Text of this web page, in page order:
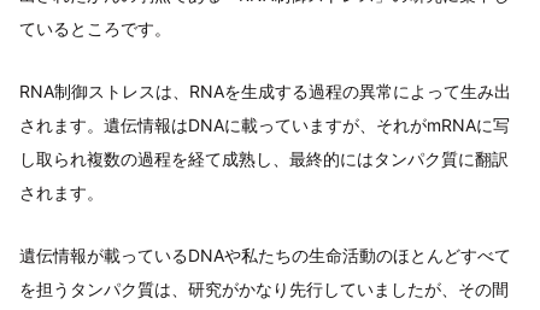
ているところです。
RNA制御ストレスは、RNAを生成する過程の異常によって生み出
されます。遺伝情報はDNAに載っていますが、それがmRNAに写
し取られ複数の過程を経て成熟し、最終的にはタンパク質に翻訳
されます。
遺伝情報が載っているDNAや私たちの生命活動のほとんどすべて
を担うタンパク質は、研究がかなり先行していましたが、その間